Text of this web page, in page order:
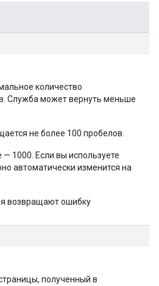
количество
Служба может вернуть меньше
не более 100 пробелов.
1000. Если вы используете
автоматически изменится на
возвращают ошибку
полученный в